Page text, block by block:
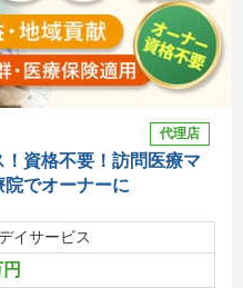
代理店
資格不要！訪問医療マ
院でオーナーに
イサービス